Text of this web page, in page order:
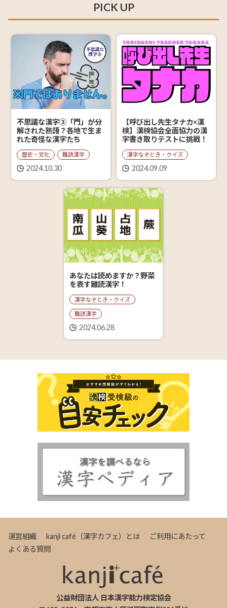
PICK UP
不思議な漢字③「門」が分
解された熟語？各地で生ま
れた奇怪な漢字たち
歴史・文化 難読漢字
2024.10.30
【呼び出し先生タナカ×漢
検】漢検協会全面協力の漢
字書き取りテストに挑戦！
漢字なぞとき・クイズ
2024.09.09
あなたは読めますか？野菜
を表す難読漢字！
漢字なぞとき・クイズ
難読漢字
2024.06.28
運営組織 kanji café（漢字カフェ）とは
ご利用にあたって
よくある質問
公益財団法人 日本漢字能力検定協会